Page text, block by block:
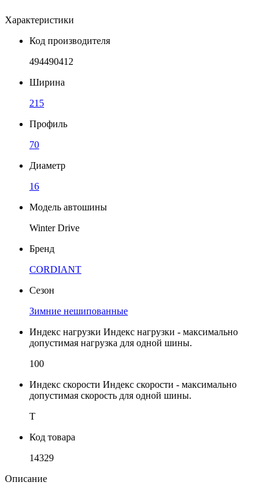
Характеристики
Код производителя
494490412
Ширина
215
Профиль
70
Диаметр
16
Модель автошины
Winter Drive
Бренд
CORDIANT
Сезон
Зимние нешипованные
Индекс нагрузки Индекс нагрузки - максимально
допустимая нагрузка для одной шины.
100
Индекс скорости Индекс скорости - максимально
допустимая скорость для одной шины.
T
Код товара
14329
Описание